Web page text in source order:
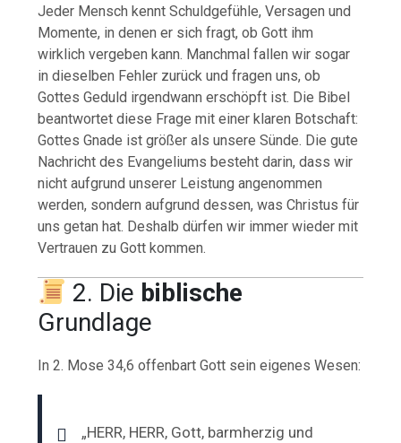
Jeder Mensch kennt Schuldgefühle, Versagen und
Momente, in denen er sich fragt, ob Gott ihm
wirklich vergeben kann. Manchmal fallen wir sogar
in dieselben Fehler zurück und fragen uns, ob
Gottes Geduld irgendwann erschöpft ist. Die Bibel
beantwortet diese Frage mit einer klaren Botschaft:
Gottes Gnade ist größer als unsere Sünde. Die gute
Nachricht des Evangeliums besteht darin, dass wir
nicht aufgrund unserer Leistung angenommen
werden, sondern aufgrund dessen, was Christus für
uns getan hat. Deshalb dürfen wir immer wieder mit
Vertrauen zu Gott kommen.
2. Die biblische
Grundlage
In 2. Mose 34,6 offenbart Gott sein eigenes Wesen:
„HERR, HERR, Gott, barmherzig und